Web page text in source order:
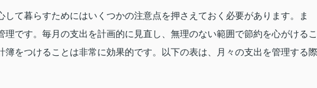
て暮らすためにはいくつかの注意点を押さえておく必要があります。ま
です。毎月の支出を計画的に見直し、無理のない範囲で節約を心がけるこ
簿をつけることは非常に効果的です。以下の表は、月々の支出を管理する際